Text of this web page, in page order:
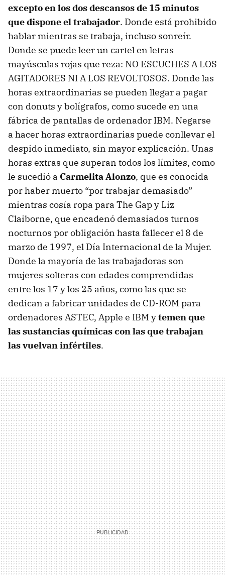
excepto en los dos descansos de 15 minutos
que dispone el trabajador. Donde está prohibido
hablar mientras se trabaja, incluso sonreír.
Donde se puede leer un cartel en letras
mayúsculas rojas que reza: NO ESCUCHES A LOS
AGITADORES NI A LOS REVOLTOSOS. Donde las
horas extraordinarias se pueden llegar a pagar
con donuts y bolígrafos, como sucede en una
fábrica de pantallas de ordenador IBM. Negarse
a hacer horas extraordinarias puede conllevar el
despido inmediato, sin mayor explicación. Unas
horas extras que superan todos los límites, como
le sucedió a Carmelita Alonzo, que es conocida
por haber muerto “por trabajar demasiado”
mientras cosía ropa para The Gap y Liz
Claiborne, que encadenó demasiados turnos
nocturnos por obligación hasta fallecer el 8 de
marzo de 1997, el Día Internacional de la Mujer.
Donde la mayoría de las trabajadoras son
mujeres solteras con edades comprendidas
entre los 17 y los 25 años, como las que se
dedican a fabricar unidades de CD-ROM para
ordenadores ASTEC, Apple e IBM ytemen que
las sustancias químicas con las que trabajan
las vuelvan infértiles.